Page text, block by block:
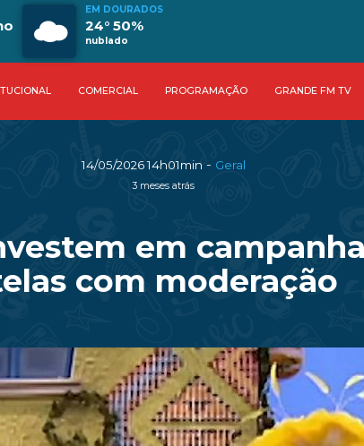
EM DOURADOS
24° 50%
nublado
COMERCIAL PROGRAMAÇÃO GRANDE FM TV
14/05/2026 14h01min - Geral
3 meses atrás
em
com moderação